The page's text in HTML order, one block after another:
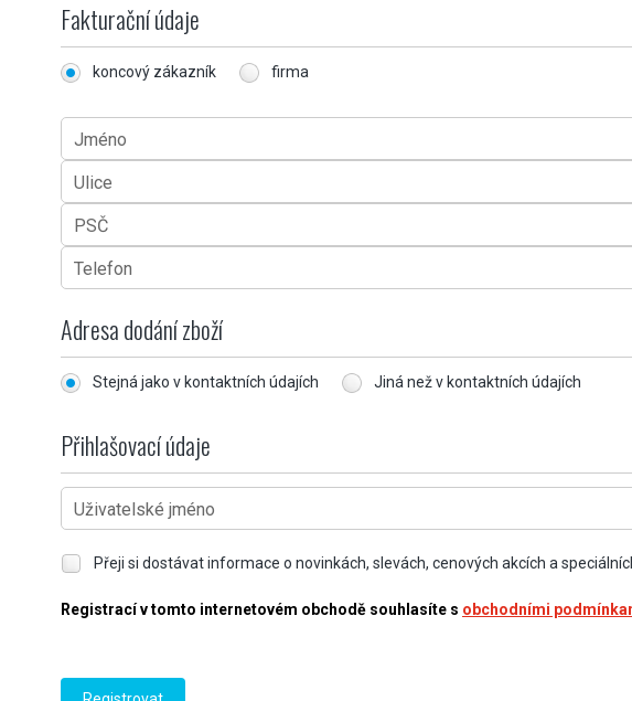
Fakturační údaje
koncový zákazník firma
Jméno
Ulice
PSČ
Telefon
Adresa dodání zboží
Stejná jako v kontaktních údajích Jiná než v kontaktních údajích
Přihlašovací údaje
Uživatelské jméno
Přeji si dostávat informace o novinkách, slevách, cenových akcích a
Registrací v tomto internetovém obchodě souhlasíte s obchodními